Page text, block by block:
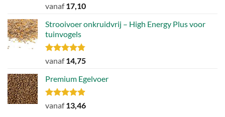
Gewaardeerd
uit 5
vanaf17,10
Strooivoer onkruidvrij – High Energy Plus voor
tuinvogels
Gewaardeerd
uit 5
vanaf14,75
Premium Egelvoer
Gewaardeerd
uit 5
vanaf13,46